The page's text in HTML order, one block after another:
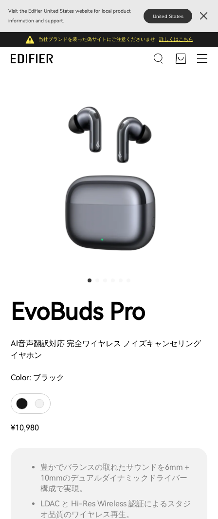
Visit the Edifier United States website for local product
information and support.
United States
当社ブランドを装った偽サイトにご注意くださいませ 詳しくはこちら
EvoBuds Pro
AI音声翻訳対応 完全ワイヤレス ノイズキャンセリング
イヤホン
Color: ブラック
¥10,980
豊かでバランスの取れたサウンドを6mm＋
10mmのデュアルダイナミックドライバー
構成で実現。
LDAC と Hi-Res Wireless 認証によるスタジ
オ品質のワイヤレス再生。